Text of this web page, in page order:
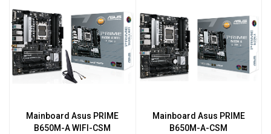
Mainboard Asus PRIME
B650M-A WIFI-CSM
Mainboard Asus PRIME
B650M-A-CSM